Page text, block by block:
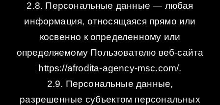
2.8. Персональные данные — любая
информация, относящаяся прямо или
косвенно к определенному или
определяемому Пользователю веб-сайта
https://afrodita-agency-msc.com/.
2.9. Персональные данные,
разрешенные субъектом персональных